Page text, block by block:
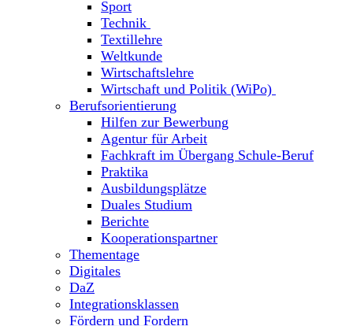
Sport
Technik
Textillehre
Weltkunde
Wirtschaftslehre
Wirtschaft und Politik (WiPo)
Berufsorientierung
Hilfen zur Bewerbung
Agentur für Arbeit
Fachkraft im Übergang Schule-Beruf
Praktika
Ausbildungsplätze
Duales Studium
Berichte
Kooperationspartner
Thementage
Digitales
DaZ
Integrationsklassen
Fördern und Fordern